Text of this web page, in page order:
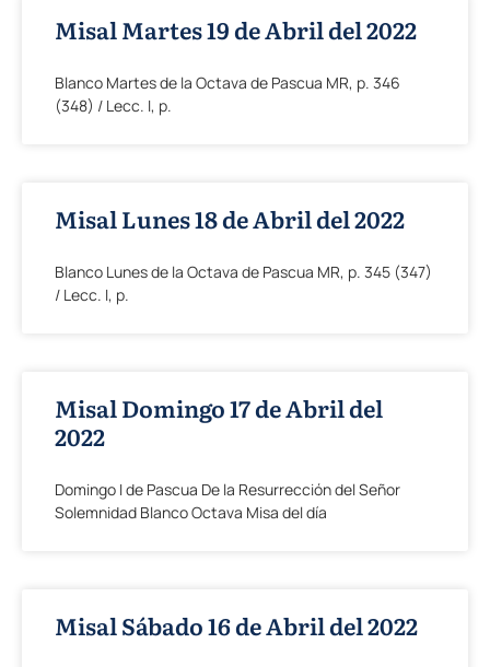
Misal Martes 19 de Abril del 2022
Blanco Martes de la Octava de Pascua MR, p. 346
(348) / Lecc. I, p.
Misal Lunes 18 de Abril del 2022
Blanco Lunes de la Octava de Pascua MR, p. 345 (347)
/ Lecc. I, p.
Misal Domingo 17 de Abril del
2022
Domingo I de Pascua De la Resurrección del Señor
Solemnidad Blanco Octava Misa del día
Misal Sábado 16 de Abril del 2022